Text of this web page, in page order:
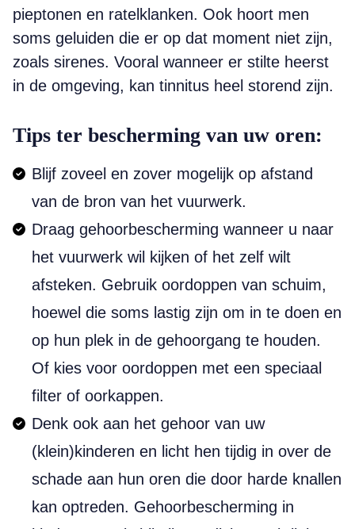
pieptonen en ratelklanken. Ook hoort men
soms geluiden die er op dat moment niet zijn,
zoals sirenes. Vooral wanneer er stilte heerst
in de omgeving, kan tinnitus heel storend zijn.
Tips ter bescherming van uw oren:
Blijf zoveel en zover mogelijk op afstand
van de bron van het vuurwerk.
Draag gehoorbescherming wanneer u naar
het vuurwerk wil kijken of het zelf wilt
afsteken. Gebruik oordoppen van schuim,
hoewel die soms lastig zijn om in te doen en
op hun plek in de gehoorgang te houden.
Of kies voor oordoppen met een speciaal
filter of oorkappen.
Denk ook aan het gehoor van uw
(klein)kinderen en licht hen tijdig in over de
schade aan hun oren die door harde knallen
kan optreden. Gehoorbescherming in